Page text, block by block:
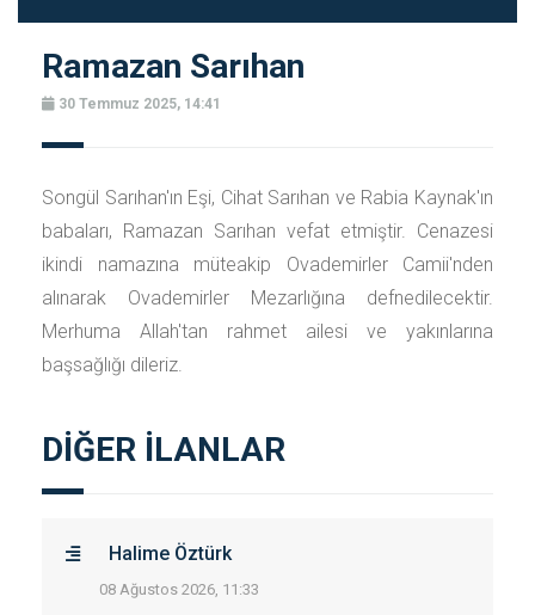
Ramazan Sarıhan
30 Temmuz 2025, 14:41
Songül Sarıhan'ın Eşi, Cihat Sarıhan ve Rabia Kaynak'ın
babaları, Ramazan Sarıhan vefat etmiştir. Cenazesi
ikindi namazına müteakip Ovademirler Camii'nden
alınarak Ovademirler Mezarlığına defnedilecektir.
Merhuma Allah'tan rahmet ailesi ve yakınlarına
başsağlığı dileriz.
DİĞER İLANLAR
Halime Öztürk
08 Ağustos 2026, 11:33